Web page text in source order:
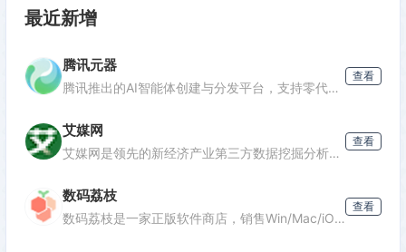
最近新增
腾讯元器
腾讯推出的AI智能体创建与分发平台，支持零代码开发专属AI聊天机器人，深度集成腾讯生态能力，可分发至微信等渠道。
查看
艾媒网
艾媒网是领先的新经济产业第三方数据挖掘分析机构，提供行业报告、消费洞察和商业趋势数据，覆盖AI、电商、汽车等多个领域。
查看
数码荔枝
数码荔枝是一家正版软件商店，销售Win/Mac/iOS/Android平台的影音、办公、设计等软件，并提供使用教程和会员优惠。
查看